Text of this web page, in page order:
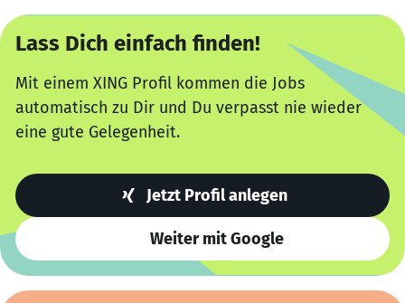
Lass Dich einfach finden!
Mit einem XING Profil kommen die Jobs
automatisch zu Dir und Du verpasst nie wieder
eine gute Gelegenheit.
Jetzt Profil anlegen
Weiter mit Google